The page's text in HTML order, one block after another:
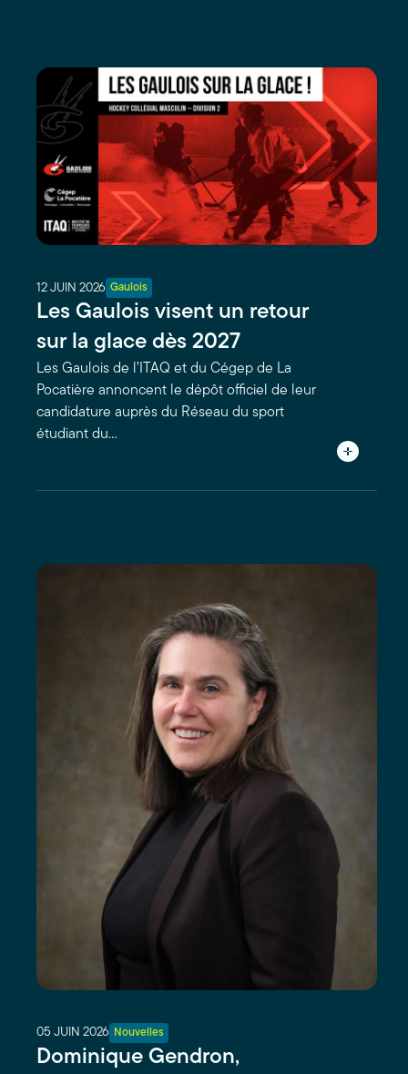
12 JUIN 2026 Gaulois
Les Gaulois visent un retour
sur la glace dès 2027
Les Gaulois de l’ITAQ et du Cégep de La
Pocatière annoncent le dépôt officiel de leur
candidature auprès du Réseau du sport
étudiant du…
05 JUIN 2026 Nouvelles
Dominique Gendron,